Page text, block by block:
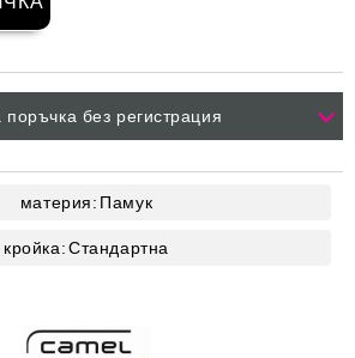
поръчка без регистрация
материя: Памук
кройка:Стандартна